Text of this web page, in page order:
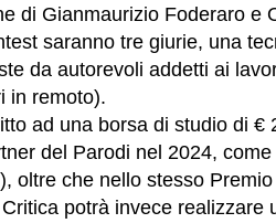
di Gianmaurizio Foderaro e
saranno tre giurie, una
da autorevoli addetti ai
in remoto).
ad una borsa di studio di
del Parodi nel 2024, come
oltre che nello stesso
potrà invece realizzare